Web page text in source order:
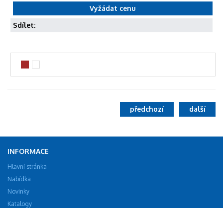
Sdílet:
další
předchozí
INFORMACE
Hlavní stránka
Nabídka
Novinky
Katalogy